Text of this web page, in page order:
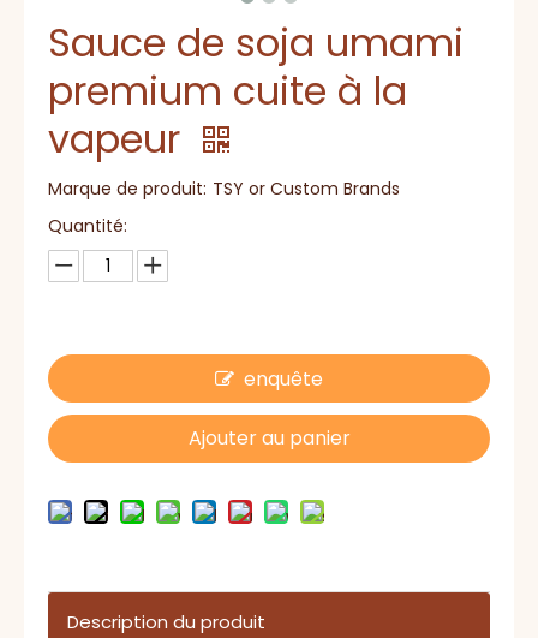
Sauce de soja umami
premium cuite à la
vapeur
Marque de produit: TSY or Custom Brands
Quantité:
enquête
Ajouter au panier
Description du produit